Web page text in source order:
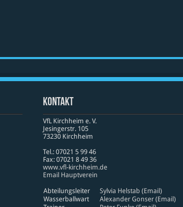
Kontakt
VfL Kirchheim e. V.
Jesinger­str. 105
73230 Kirch­heim
Tel.: 07021 5 99 46
Fax: 07021 8 49 36
www​.vfl​-kirch​heim​.de
Email Hauptverein
Abteilungsleiter
Sylvia Helstab (Email)
Wasserballwart
Alexander Gonser (Email)